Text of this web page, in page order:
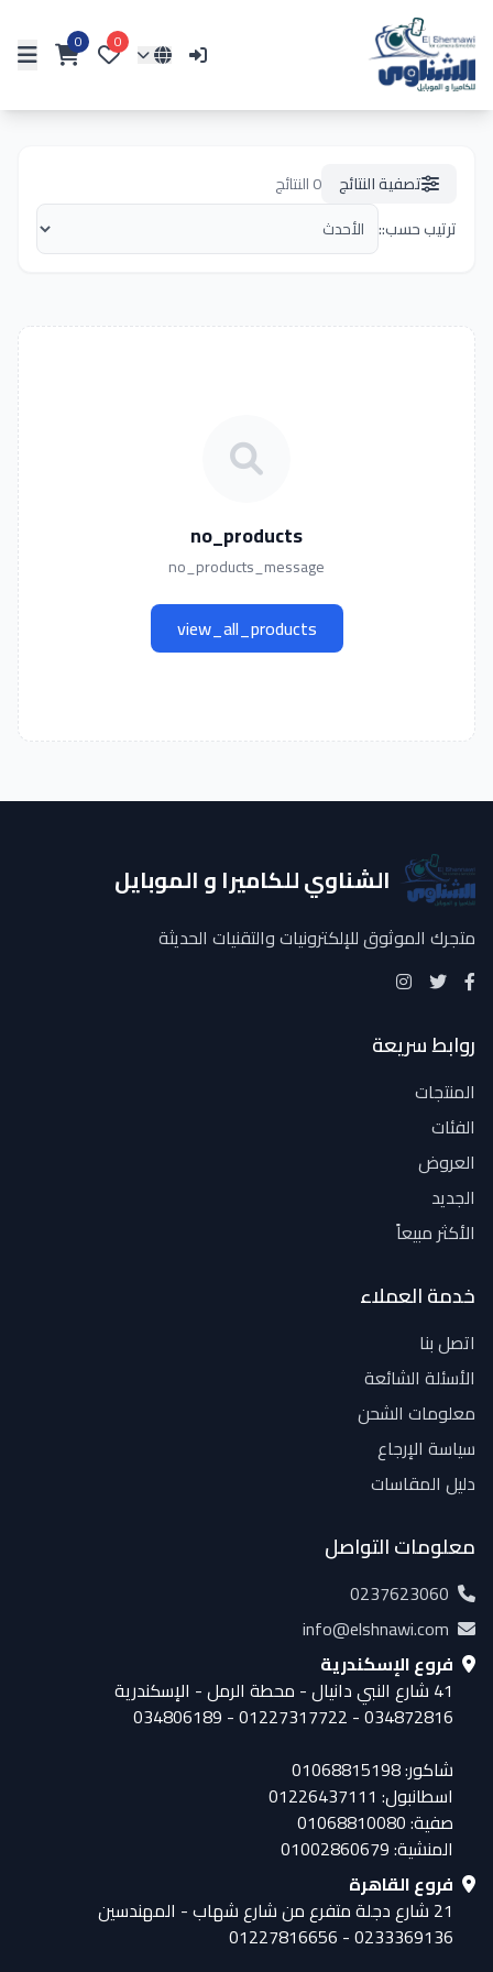
0
0
تصفية النتائج 0النتائج
ترتيب حسب::
no_products
no_products_message
view_all_products
الشناوي للكاميرا و الموبايل
متجرك الموثوق للإلكترونيات والتقنيات الحديثة
روابط سريعة
المنتجات
الفئات
العروض
الجديد
الأكثر مبيعاً
خدمة العملاء
اتصل بنا
الأسئلة الشائعة
معلومات الشحن
سياسة الإرجاع
دليل المقاسات
معلومات التواصل
0237623060
info@elshnawi.com
فروع الإسكندرية
41 شارع النبي دانيال - محطة الرمل - الإسكندرية
034872816 - 01227317722 - 034806189
شاكور: 01068815198
اسطانبول: 01226437111
صفية: 01068810080
المنشية: 01002860679
فروع القاهرة
21 شارع دجلة متفرع من شارع شهاب - المهندسين
0233369136 - 01227816656